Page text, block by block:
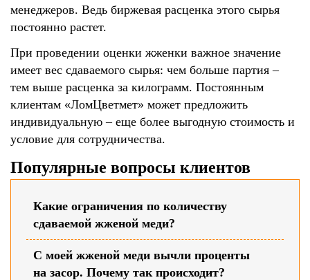
менеджеров. Ведь биржевая расценка этого сырья
постоянно растет.
При проведении оценки жженки важное значение
имеет вес сдаваемого сырья: чем больше партия –
тем выше расценка за килограмм. Постоянным
клиентам «ЛомЦветмет» может предложить
индивидуальную – еще более выгодную стоимость и
условие для сотрудничества.
Популярные вопросы клиентов
Какие ограничения по количеству
сдаваемой жженой меди?
С моей жженой меди вычли проценты
на засор. Почему так происходит?